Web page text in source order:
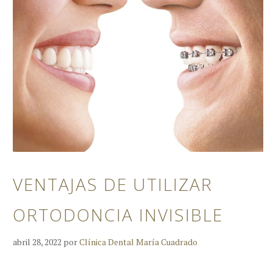
VENTAJAS DE UTILIZAR
ORTODONCIA INVISIBLE
abril 28, 2022 porClínica Dental María Cuadrado